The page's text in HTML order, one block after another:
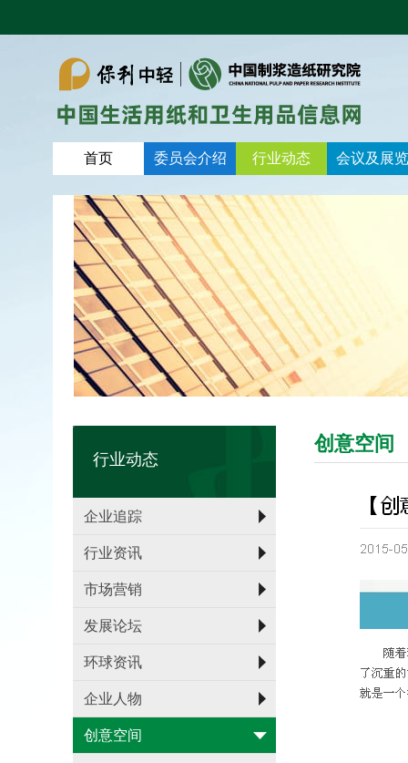
首页 委员会介绍 行业动态 会议及展
行业动态
企业追踪
行业资讯
市场营销
发展论坛
环球资讯
企业人物
创意空间
创意空间